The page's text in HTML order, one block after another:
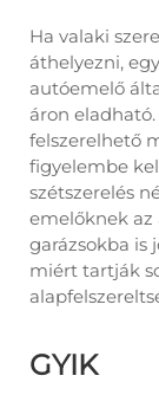
Ha valaki
áthelyezni,
autóemelő
áron
felszerelhető
figyelembe
szétszerelés
emelőknek az
garázsokba is
miért tartják
GYIK